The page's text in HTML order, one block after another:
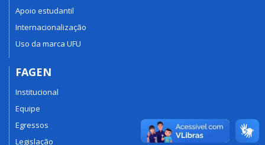
Apoio estudantil
Internacionalização
Uso da marca UFU
FAGEN
Institucional
Equipe
Egressos
Legislação